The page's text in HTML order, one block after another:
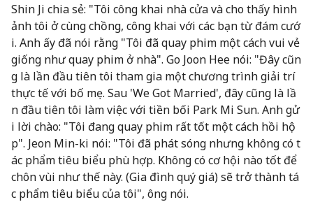
Shin Ji chia sẻ: "Tôi công khai nhà cửa và cho thấy hình
ảnh tôi ở cùng chồng, công khai với các bạn từ đám cướ
i. Anh ấy đã nói rằng "Tôi đã quay phim một cách vui vẻ
giống như quay phim ở nhà". Go Joon Hee nói: "Đây cũn
g là lần đầu tiên tôi tham gia một chương trình giải trí
thực tế với bố mẹ. Sau 'We Got Married', đây cũng là lầ
n đầu tiên tôi làm việc với tiền bối Park Mi Sun. Anh gử
i lời chào: "Tôi đang quay phim rất tốt một cách hồi hộ
p". Jeon Min-ki nói: "Tôi đã phát sóng nhưng không có t
ác phẩm tiêu biểu phù hợp. Không có cơ hội nào tốt để
chôn vùi như thế này. (Gia đình quý giá) sẽ trở thành tá
c phẩm tiêu biểu của tôi", ông nói.